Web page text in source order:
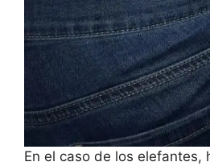
En el caso de los elefantes,